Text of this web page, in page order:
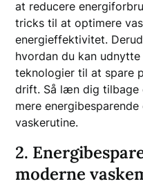
at reducere
tricks til at optimere
energieffektivitet.
hvordan du kan
teknologier til at spare
drift. Så læn dig tilbage
mere
vaskerutine.
2.
moderne